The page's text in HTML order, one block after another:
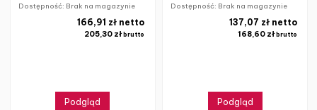
Dostępność: Brak na magazynie
205,30 złbrutto
166,91 zł netto
Podgląd
Dostępność: Brak na magazynie
168,60 zł brutto
137,07 zł netto
Podgląd